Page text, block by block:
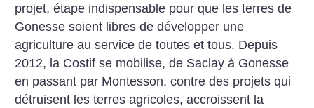
projet, étape indispensable pour que les terres de
Gonesse soient libres de développer une
agriculture au service de toutes et tous. Depuis
2012, la Costif se mobilise, de Saclay à Gonesse
en passant par Montesson, contre des projets qui
détruisent les terres agricoles, accroissent la